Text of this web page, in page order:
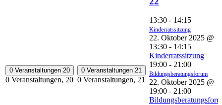
0 Veranstaltungen 20
0 Veranstaltungen, 20
0 Veranstaltungen 21
0 Veranstaltungen, 21
13:30 - 14:15
Kinderratssitzung
22. Oktober 2025 @
13:30 - 14:15
Kinderratssitzung
19:00 - 21:00
Bildungsberatungsforum
22. Oktober 2025 @
19:00 - 21:00